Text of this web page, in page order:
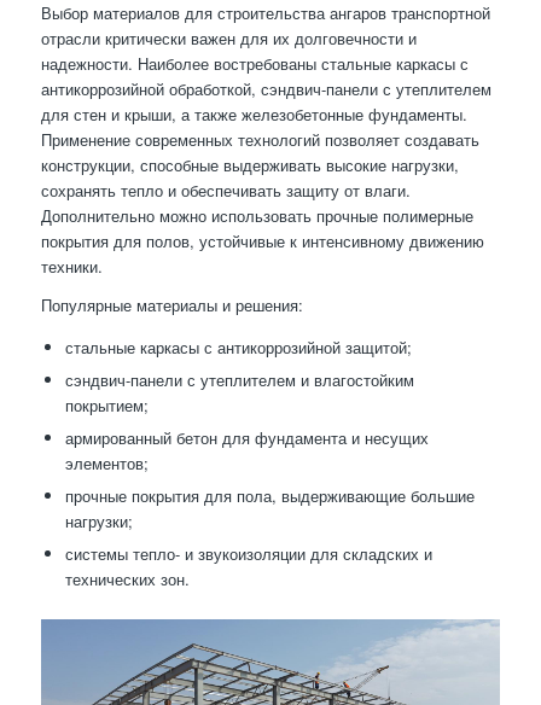
Выбор материалов для строительства ангаров транспортной
отрасли критически важен для их долговечности и
надежности. Наиболее востребованы стальные каркасы с
антикоррозийной обработкой, сэндвич-панели с утеплителем
для стен и крыши, а также железобетонные фундаменты.
Применение современных технологий позволяет создавать
конструкции, способные выдерживать высокие нагрузки,
сохранять тепло и обеспечивать защиту от влаги.
Дополнительно можно использовать прочные полимерные
покрытия для полов, устойчивые к интенсивному движению
техники.
Популярные материалы и решения:
стальные каркасы с антикоррозийной защитой;
сэндвич-панели с утеплителем и влагостойким
покрытием;
армированный бетон для фундамента и несущих
элементов;
прочные покрытия для пола, выдерживающие большие
нагрузки;
системы тепло- и звукоизоляции для складских и
технических зон.